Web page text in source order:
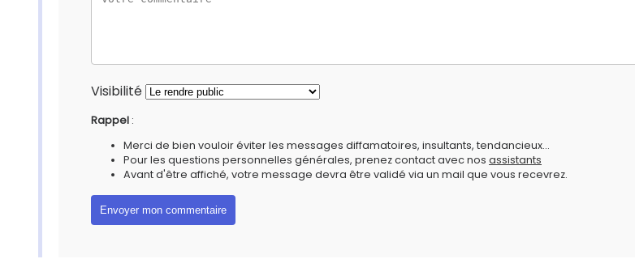
Visibilité
Rappel :
Merci de bien vouloir éviter les messages diffamatoires, insultants, tendancieux...
Pour les questions personnelles générales, prenez contact avec nos assistants
Avant d'être affiché, votre message devra être validé via un mail que vous recevrez.